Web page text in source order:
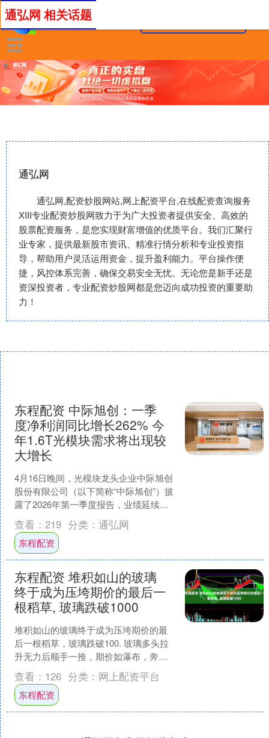
通弘网
通弘网,配资炒股网站,网上配资平台,在线配资查询服务
XIII‌专业配资炒股网致力于为广大投资者提供安全、高效的
股票配资服务，是您实现财富增值的优质平台。我们汇聚行
业专家，提供最新股市资讯、精准行情分析和专业投资指
导，帮助用户灵活运用资金，提升盈利能力。平台操作便
捷，风控体系完善，确保交易安全无忧。无论您是新手还是
资深投资者，专业配资炒股网都是您迈向成功投资的重要助
力！
通弘网 相关话题
东程配资 中际旭创：一季
度净利润同比增长262% 今
年1.6T光模块需求将出现较
大增长
4月16日晚间，光模块龙头企业中际旭创
股份有限公司（以下简称“中际旭创”）披
露了2026年第一季度报告，业绩延续了
此前的爆发式增长态势。报告期内，中
际旭创实现营....
查看： 219 分类： 通弘网
东程配资
东程配资 堆积如山的玻璃
终于成为压垮期价的最后一
根稻草, 玻璃跌破1000
堆积如山的玻璃终于成为压垮期价的最
后一根稻草，玻璃跌破100. 玻璃多头拉
升无力后顺手一推，期价如瀑布，奔流
而下，玻璃期货主力合约跌至985，空头
仍意悠未进，继....
查看： 126 分类： 网上配资平台
东程配资